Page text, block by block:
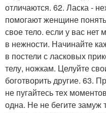
отличаются. 62. Ласка -
помогают женщине
свое тело. если у вас нет
в нежности. Начинайте
в постели с ласковых
телу, ножкам. Целуйте
боготворить другие. 63.
не пугайтесь тех
одна. Не не бегите замуж